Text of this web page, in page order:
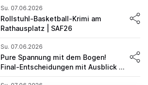
Su. 07.06.2026
Rollstuhl-Basketball-Krimi am
Rathausplatz | SAF26
Su. 07.06.2026
Pure Spannung mit dem Bogen!
Final-Entscheidungen mit Ausblick |
SAF26